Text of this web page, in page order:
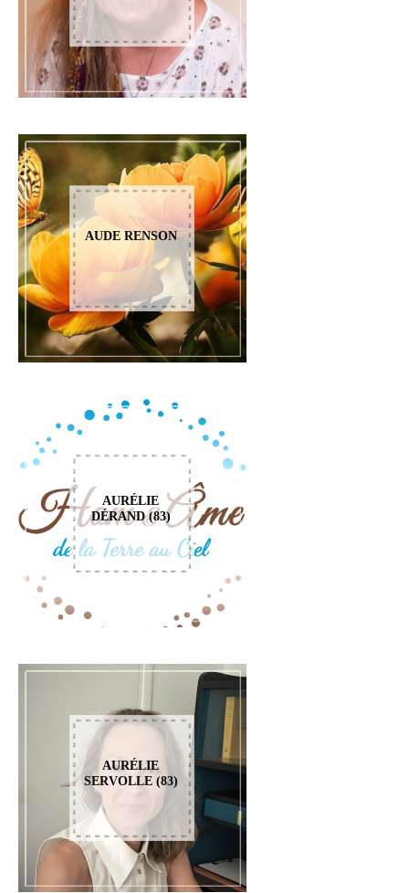
AUDE RENSON
AURÉLIE
DÉRAND (83)
AURÉLIE
SERVOLLE (83)